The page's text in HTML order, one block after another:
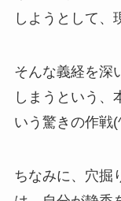
しようとして、
そんな義経を深
しまうという、
いう驚きの作戦
ちなみに、穴掘